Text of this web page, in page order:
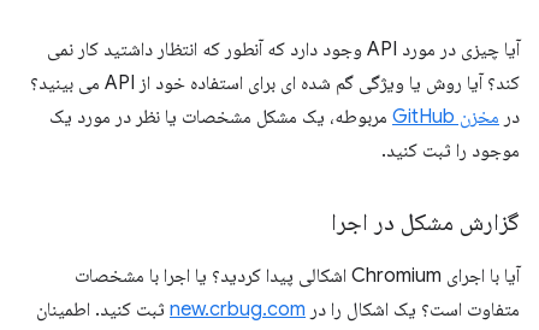
آیا چیزی در مورد API وجود دارد که آنطور که انتظار داشتید کار نمی
کند؟ آیا روش یا ویژگی گم شده ای برای استفاده خود از API می بینید؟
در مخزن GitHub
مربوطه، یک مشکل مشخصات یا نظر در مورد یک
موجود را ثبت کنید.
گزارش مشکل در اجرا
آیا با اجرای Chromium اشکالی پیدا کردید؟ یا اجرا با مشخصات
متفاوت است؟ یک اشکال را در new.crbug.com ثبت کنید. اطمینان